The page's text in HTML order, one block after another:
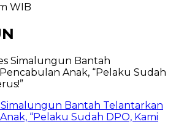
WIB
Bantah Telantarkan
“Pelaku Sudah DPO, Kami